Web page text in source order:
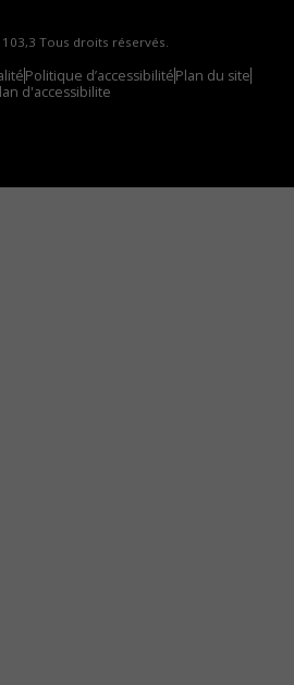
Tous droits réservés.
Politique d’accessibilitéPlan du site
d'accessibilite